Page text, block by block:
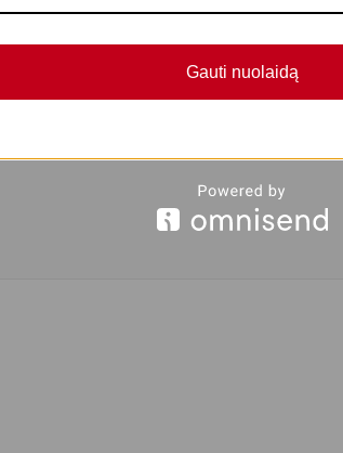
Gauti nuolaidą